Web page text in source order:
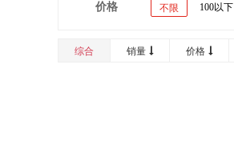
价格 不限 100以下
综合 销量 价格